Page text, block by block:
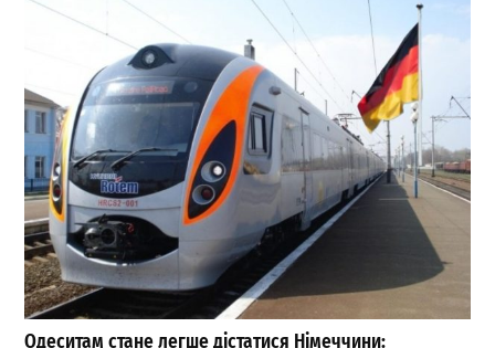
Одеситам стане легше дістатися Німеччини: